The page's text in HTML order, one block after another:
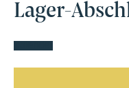
Lager-